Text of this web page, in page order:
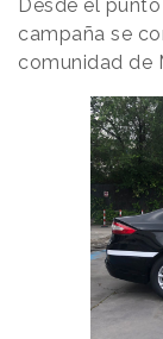
Desde el
campaña se
comunidad de